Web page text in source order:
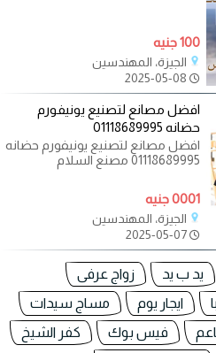
100 جنيه
الجيزة، المهندسين
افضل مصانع لتصنيع يونيفورم
حضانه 01118689995
افضل مصانع لتصنيع يونيفورم حضانه
01118689995 مصنع السلام
يونيفورم الحضانة
0001 جنيه
الجيزة، المهندسين
2025-05-07
يد ب يد
زواج عرفى
ايجار يوم
مساج سيدات
فيس بوك
كفر الشيخ